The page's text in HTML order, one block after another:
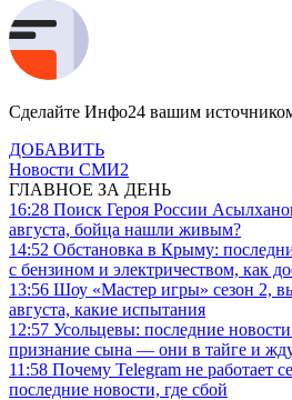
Сделайте Инфо24 вашим
ДОБАВИТЬ
Новости СМИ2
ГЛАВНОЕ ЗА ДЕНЬ
16:28 Поиск Героя России
августа, бойца нашли живым?
14:52 Обстановка в Крыму:
с бензином и электричеством, как
13:56 Шоу «Мастер игры» сезон 2,
августа, какие испытания
12:57 Усольцевы: последние
признание сына — они в тайге и
11:58 Почему Telegram не работает
последние новости, где сбой